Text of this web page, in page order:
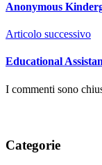
Anonymous
Articolo successivo
Educational
I commenti sono
Categorie